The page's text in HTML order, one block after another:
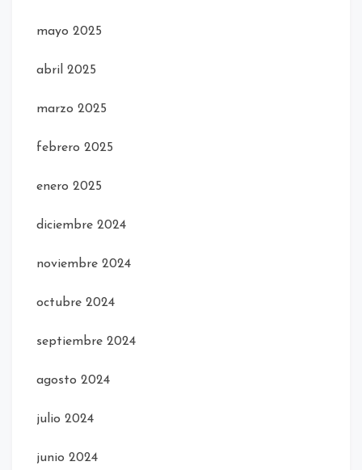
mayo 2025
abril 2025
marzo 2025
febrero 2025
enero 2025
diciembre 2024
noviembre 2024
octubre 2024
septiembre 2024
agosto 2024
julio 2024
junio 2024